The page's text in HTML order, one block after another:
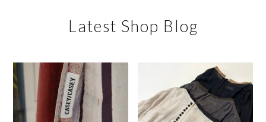
Latest Shop Blog